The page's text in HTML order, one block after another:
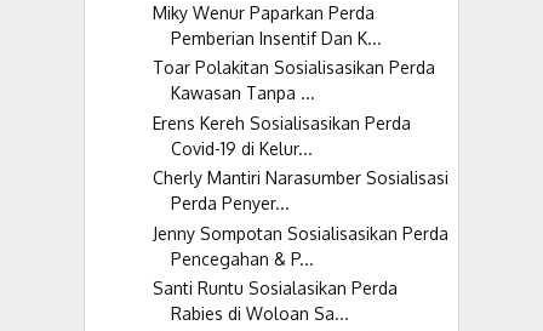
Miky Wenur Paparkan Perda
Pemberian Insentif Dan K...
Toar Polakitan Sosialisasikan Perda
Kawasan Tanpa ...
Erens Kereh Sosialisasikan Perda
Covid-19 di Kelur...
Cherly Mantiri Narasumber Sosialisasi
Perda Penyer...
Jenny Sompotan Sosialisasikan Perda
Pencegahan & P...
Santi Runtu Sosialasikan Perda
Rabies di Woloan Sa...